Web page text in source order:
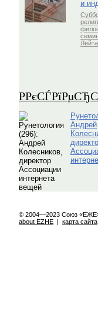
и
Андрей
© 2004—2023 Союз
about EZHE | карта сайта